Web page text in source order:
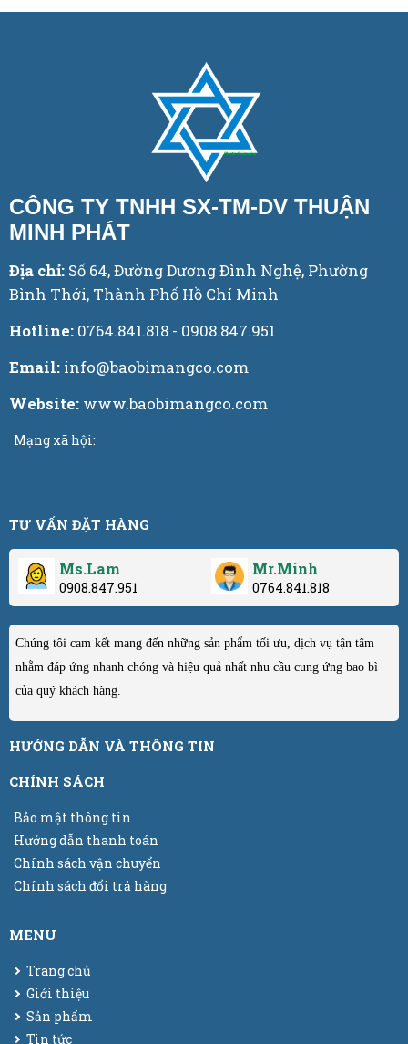
CÔNG TY TNHH SX-TM-DV THUẬN
MINH PHÁT
Địa chỉ: Số 64, Đường Dương Đình Nghệ, Phường
Bình Thới, Thành Phố Hồ Chí Minh
Hotline: 0764.841.818 - 0908.847.951
Email: info@baobimangco.com
Website: www.baobimangco.com
Mạng xã hội:
TƯ VẤN ĐẶT HÀNG
Ms.Lam
0908.847.951
Mr.Minh
0764.841.818
Chúng tôi cam kết mang đến những sản phẩm tối ưu, dịch vụ tận tâm
nhằm đáp ứng nhanh chóng và hiệu quả nhất nhu cầu cung ứng bao bì
của quý khách hàng.
HƯỚNG DẪN VÀ THÔNG TIN
CHÍNH SÁCH
Bảo mật thông tin
Hướng dẫn thanh toán
Chính sách vận chuyển
Chính sách đổi trả hàng
MENU
Trang chủ
Giới thiệu
Sản phẩm
Tin tức